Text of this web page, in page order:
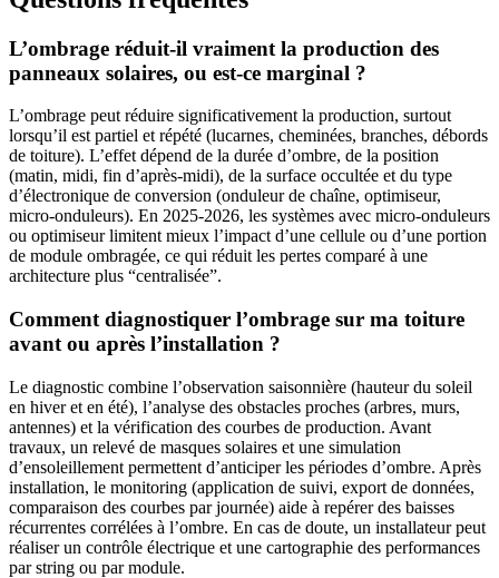
L’ombrage réduit-il vraiment la production des
panneaux solaires, ou est-ce marginal ?
L’ombrage peut réduire significativement la production, surtout
lorsqu’il est partiel et répété (lucarnes, cheminées, branches, débords
de toiture). L’effet dépend de la durée d’ombre, de la position
(matin, midi, fin d’après-midi), de la surface occultée et du type
d’électronique de conversion (onduleur de chaîne, optimiseur,
micro-onduleurs). En 2025-2026, les systèmes avec micro-onduleurs
ou optimiseur limitent mieux l’impact d’une cellule ou d’une portion
de module ombragée, ce qui réduit les pertes comparé à une
architecture plus “centralisée”.
Comment diagnostiquer l’ombrage sur ma toiture
avant ou après l’installation ?
Le diagnostic combine l’observation saisonnière (hauteur du soleil
en hiver et en été), l’analyse des obstacles proches (arbres, murs,
antennes) et la vérification des courbes de production. Avant
travaux, un relevé de masques solaires et une simulation
d’ensoleillement permettent d’anticiper les périodes d’ombre. Après
installation, le monitoring (application de suivi, export de données,
comparaison des courbes par journée) aide à repérer des baisses
récurrentes corrélées à l’ombre. En cas de doute, un installateur peut
réaliser un contrôle électrique et une cartographie des performances
par string ou par module.